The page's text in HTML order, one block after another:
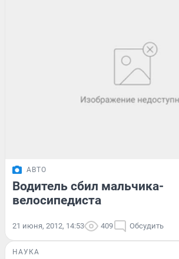
АВТО
Водитель сбил мальчика-
велосипедиста
21 июня, 2012, 14:53 409 Обсудить
НАУКА